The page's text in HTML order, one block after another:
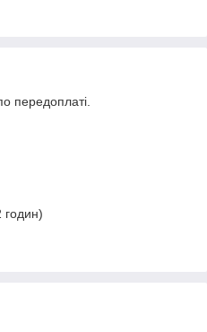
передоплаті.
годин)